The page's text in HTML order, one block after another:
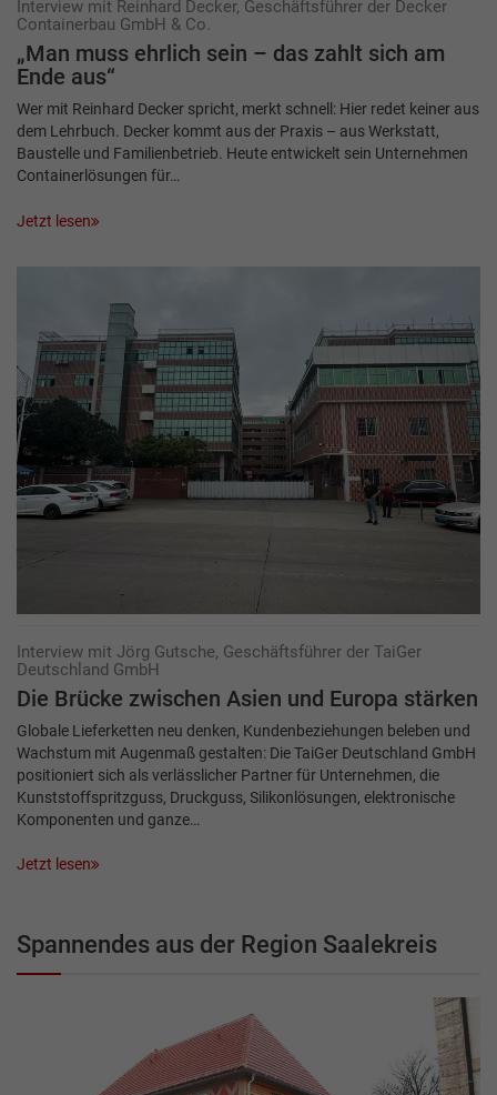
Interview mit Reinhard Decker, Geschäftsführer der Decker
Containerbau GmbH & Co.
„Man muss ehrlich sein – das zahlt sich am
Ende aus“
Wer mit Reinhard Decker spricht, merkt schnell: Hier redet keiner aus
dem Lehrbuch. Decker kommt aus der Praxis – aus Werkstatt,
Baustelle und Familienbetrieb. Heute entwickelt sein Unternehmen
Containerlösungen für…
Jetzt lesen
Interview mit Jörg Gutsche, Geschäftsführer der TaiGer
Deutschland GmbH
Die Brücke zwischen Asien und Europa stärken
Globale Lieferketten neu denken, Kundenbeziehungen beleben und
Wachstum mit Augenmaß gestalten: Die TaiGer Deutschland GmbH
positioniert sich als verlässlicher Partner für Unternehmen, die
Kunststoffspritzguss, Druckguss, ­Silikonlösungen, elektronische
Komponenten und ganze…
Jetzt lesen
Spannendes aus der Region Saalekreis